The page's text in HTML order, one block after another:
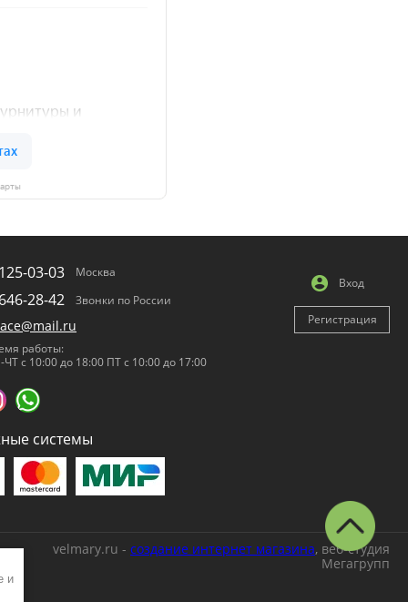
и
03-03 Москва
28-42 Звонки по России
работы:
с 10:00 до 18:00 ПТ с 10:00 до 17:00
системы
Вход
Регистрация
velmary.ru -создание интернет магазина, веб-студия
Мегагрупп